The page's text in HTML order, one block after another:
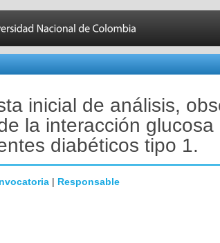
inicial de análisis,
la interacción glucosa
diabéticos tipo 1.
| Responsable